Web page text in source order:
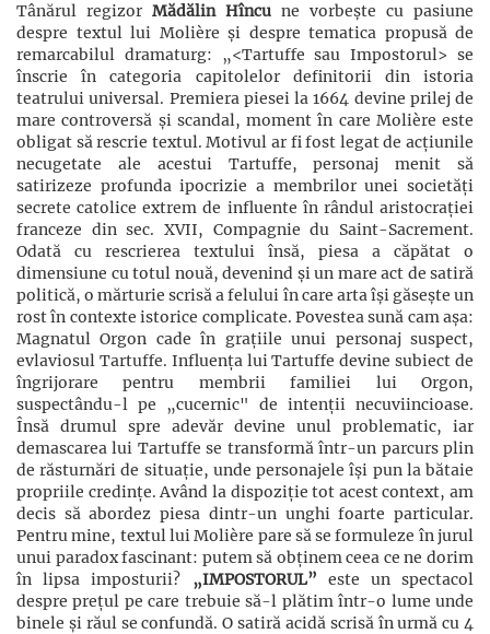
Tânărul regizor Mădălin Hîncu ne vorbește cu pasiune
despre textul lui Molière și despre tematica propusă de
remarcabilul dramaturg: „<Tartuffe sau Impostorul> se
înscrie în categoria capitolelor definitorii din istoria
teatrului universal. Premiera piesei la 1664 devine prilej de
mare controversă și scandal, moment în care Molière este
obligat să rescrie textul. Motivul ar fi fost legat de acțiunile
necugetate ale acestui Tartuffe, personaj menit să
satirizeze profunda ipocrizie a membrilor unei societăți
secrete catolice extrem de influente în rândul aristocrației
franceze din sec. XVII, Compagnie du Saint-Sacrement.
Odată cu rescrierea textului însă, piesa a căpătat o
dimensiune cu totul nouă, devenind și un mare act de satiră
politică, o mărturie scrisă a felului în care arta își găsește un
rost în contexte istorice complicate. Povestea sună cam așa:
Magnatul Orgon cade în grațiile unui personaj suspect,
evlaviosul Tartuffe. Influența lui Tartuffe devine subiect de
îngrijorare pentru membrii familiei lui Orgon,
suspectându-l pe „cucernic" de intenții necuviincioase.
Însă drumul spre adevăr devine unul problematic, iar
demascarea lui Tartuffe se transformă într-un parcurs plin
de răsturnări de situație, unde personajele își pun la bătaie
propriile credințe. Având la dispoziție tot acest context, am
decis să abordez piesa dintr-un unghi foarte particular.
Pentru mine, textul lui Molière pare să se formuleze în jurul
unui paradox fascinant: putem să obținem ceea ce ne dorim
în lipsa imposturii? „IMPOSTORUL” este un spectacol
despre prețul pe care trebuie să-l plătim într-o lume unde
binele și răul se confundă. O satiră acidă scrisă în urmă cu 4